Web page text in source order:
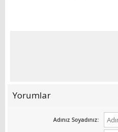
Yorumlar
Adınız Soyadınız: